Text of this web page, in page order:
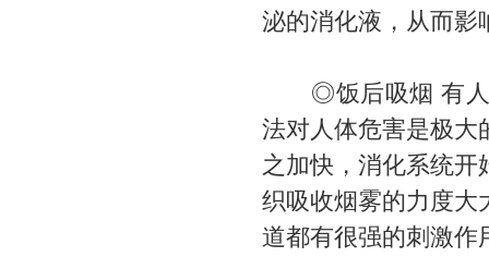
泌的消化液，从而影
◎饭后吸烟 有人认
法对人体危害是极大
之加快，消化系统
织吸收烟雾的力度大
道都有很强的刺激作